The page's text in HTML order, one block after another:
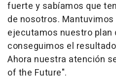
fuerte y sabíamos que
de nosotros.
ejecutamos nuestro plan
conseguimos el
Ahora nuestra atención
of the Future".